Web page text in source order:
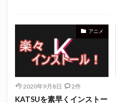
アニメ
2020年9月8日 2件
KATSUを素早くインストー